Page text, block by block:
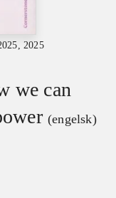
2025
we can
(engelsk)